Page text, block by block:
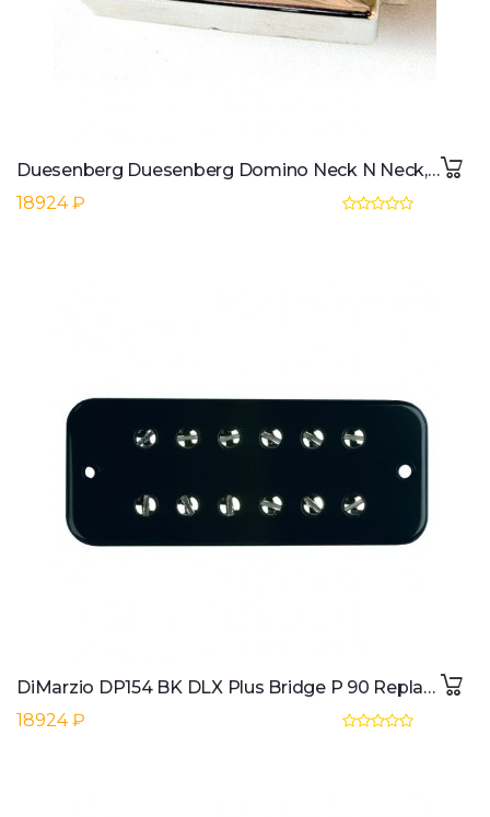
Duesenberg Duesenberg Domino Neck N Neck, nickel
18924 ₽
DiMarzio DP154 BK DLX Plus Bridge P 90 Replacement
18924 ₽